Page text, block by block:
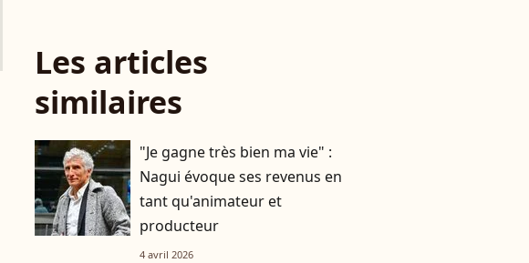
Les articles
similaires
"Je gagne très bien ma vie" :
Nagui évoque ses revenus en
tant qu'animateur et
producteur
4 avril 2026